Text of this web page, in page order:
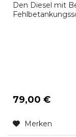
Den Diesel mit
79,00 €
Merken